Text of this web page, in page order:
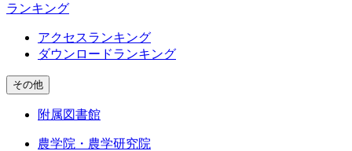
ランキング
アクセスランキング
ダウンロードランキング
その他
附属図書館
農学院・農学研究院